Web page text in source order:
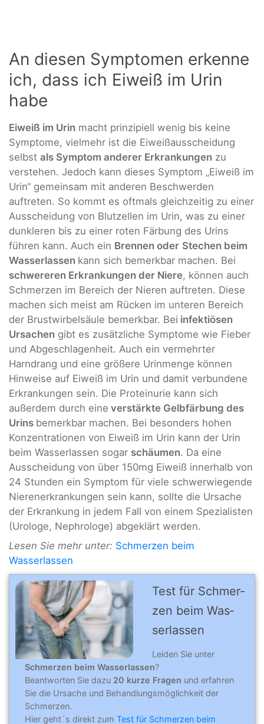
An diesen Symptomen erkenne
ich, dass ich Eiweiß im Urin
habe
Eiweiß im Urin macht prinzipiell wenig bis keine
Symptome, vielmehr ist die Eiweißausscheidung
selbst als Symptom anderer Erkrankungen zu
verstehen. Jedoch kann dieses Symptom „Eiweiß im
Urin“ gemeinsam mit anderen Beschwerden
auftreten. So kommt es oftmals gleichzeitig zu einer
Ausscheidung von Blutzellen im Urin, was zu einer
dunkleren bis zu einer roten Färbung des Urins
führen kann. Auch ein Brennen oder Stechen beim
Wasserlassen kann sich bemerkbar machen. Bei
schwereren Erkrankungen der Niere, können auch
Schmerzen im Bereich der Nieren auftreten. Diese
machen sich meist am Rücken im unteren Bereich
der Brustwirbelsäule bemerkbar. Bei infektiösen
Ursachen gibt es zusätzliche Symptome wie Fieber
und Abgeschlagenheit. Auch ein vermehrter
Harndrang und eine größere Urinmenge können
Hinweise auf Eiweiß im Urin und damit verbundene
Erkrankungen sein. Die Proteinurie kann sich
außerdem durch eine verstärkte Gelbfärbung des
Urins bemerkbar machen. Bei besonders hohen
Konzentrationen von Eiweiß im Urin kann der Urin
beim Wasserlassen sogar schäumen. Da eine
Ausscheidung von über 150mg Eiweiß innerhalb von
24 Stunden ein Symptom für viele schwerwiegende
Nierenerkrankungen sein kann, sollte die Ursache
der Erkrankung in jedem Fall von einem Spezialisten
(Urologe, Nephrologe) abgeklärt werden.
Lesen Sie mehr unter: Schmerzen beim
Wasserlassen
Test für Schmer­
zen beim Was­
ser­las­sen
Leiden Sie unter
Schmerzen beim Wasserlassen?
Beantworten Sie dazu 20 kurze Fragen und erfahren
Sie die Ursache und Behandlungsmöglichkeit der
Schmerzen.
Hier geht´s direkt zum Test für Schmerzen beim